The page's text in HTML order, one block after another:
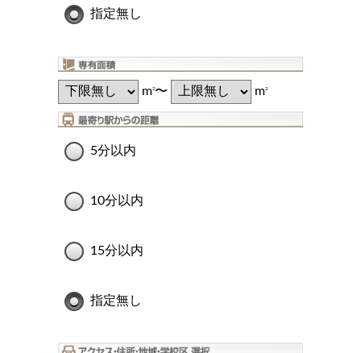
指定無し
m2〜 m2
5分以内
10分以内
15分以内
指定無し